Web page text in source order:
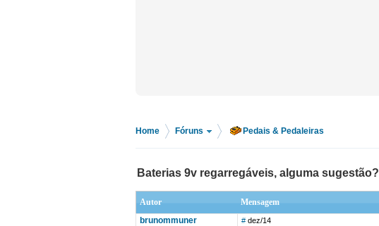
Home Fóruns Pedais & Pedaleiras
Baterias 9v regarregáveis, alguma sugestão?
Autor
Mensagem
brunommuner
# dez/14